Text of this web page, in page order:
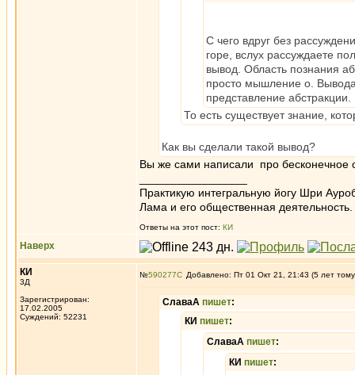
С чего вдруг без
горе, вслух рассуждаете
вывод. Область познания
просто мышление о.
представление абстракции.
То есть существует знание,
Как вы сделали такой вывод?
Вы же сами написали про бесконечное
Практикую интегральную йогу Шри
Лама и его общественная деятельность.
Ответы на этот пост: КИ
Наверх
КИ
3Д
Зарегистрирован:
17.02.2005
Суждений: 52231
№590277 Добавлено: Пт 01 Окт 21, 21:43 (5 лет
СлаваА пишет:
КИ пишет:
СлаваА пишет:
КИ пишет: